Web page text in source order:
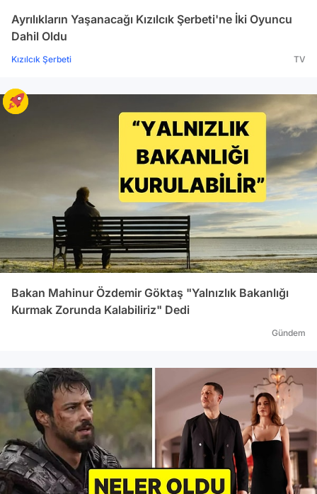
Ayrılıkların Yaşanacağı Kızılcık Şerbeti'ne İki Oyuncu
Dahil Oldu
Kızılcık Şerbeti TV
Bakan Mahinur Özdemir Göktaş "Yalnızlık Bakanlığı
Kurmak Zorunda Kalabiliriz" Dedi
Gündem